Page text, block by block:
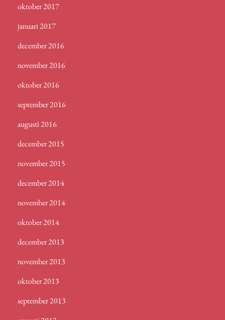
oktober 2017
januari 2017
december 2016
november 2016
oktober 2016
september 2016
augusti 2016
december 2015
november 2015
december 2014
november 2014
oktober 2014
december 2013
november 2013
oktober 2013
september 2013